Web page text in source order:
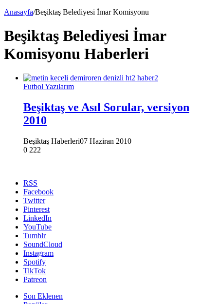
Anasayfa/Beşiktaş Belediyesi İmar Komisyonu
Beşiktaş Belediyesi İmar
Komisyonu Haberleri
Futbol Yazılarım
Beşiktaş ve Asıl Sorular, versiyon
2010
Beşiktaş Haberleri07 Haziran 2010
0 222
RSS
Facebook
Twitter
Pinterest
LinkedIn
YouTube
Tumblr
SoundCloud
Instagram
Spotify
TikTok
Patreon
Son Eklenen